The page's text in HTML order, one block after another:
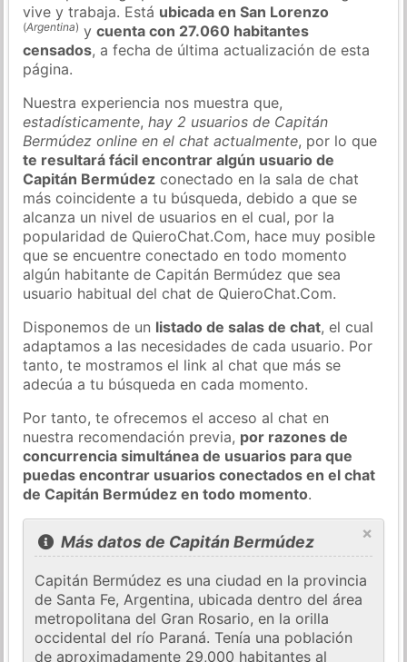
vive y trabaja. Está ubicada en San Lorenzo
(Argentina) ycuenta con 27.060 habitantes
censados, a fecha de última actualización de esta
página.
Nuestra experiencia nos muestra que,
estadísticamente,hay 2 usuarios de Capitán
Bermúdez online en el chat actualmente, por lo que
te resultará fácil encontrar algún usuario de
Capitán Bermúdez conectado en la sala de chat
más coincidente a tu búsqueda, debido a que se
alcanza un nivel de usuarios en el cual, por la
popularidad de QuieroChat.Com, hace muy posible
que se encuentre conectado en todo momento
algún habitante de Capitán Bermúdez que sea
usuario habitual del chat de QuieroChat.Com.
Disponemos de un listado de salas de chat, el cual
adaptamos a las necesidades de cada usuario. Por
tanto, te mostramos el link al chat que más se
adecúa a tu búsqueda en cada momento.
Por tanto, te ofrecemos el acceso al chat en
nuestra recomendación previa, por razones de
concurrencia simultánea de usuarios para que
puedas encontrar usuarios conectados en el chat
de Capitán Bermúdez en todo momento.
×
Más datos de Capitán Bermúdez
Capitán Bermúdez es una ciudad en la provincia
de Santa Fe, Argentina, ubicada dentro del área
metropolitana del Gran Rosario, en la orilla
occidental del río Paraná. Tenía una población
de aproximadamente 29,000 habitantes al